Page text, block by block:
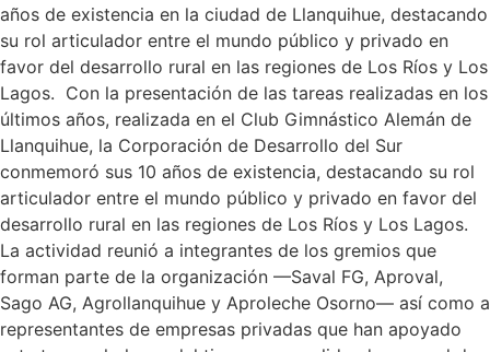
años de existencia en la ciudad de Llanquihue, destacando
su rol articulador entre el mundo público y privado en
favor del desarrollo rural en las regiones de Los Ríos y Los
Lagos. Con la presentación de las tareas realizadas en los
últimos años, realizada en el Club Gimnástico Alemán de
Llanquihue, la Corporación de Desarrollo del Sur
conmemoró sus 10 años de existencia, destacando su rol
articulador entre el mundo público y privado en favor del
desarrollo rural en las regiones de Los Ríos y Los Lagos.
La actividad reunió a integrantes de los gremios que
forman parte de la organización —Saval FG, Aproval,
Sago AG, Agrollanquihue y Aproleche Osorno— así como a
representantes de empresas privadas que han apoyado